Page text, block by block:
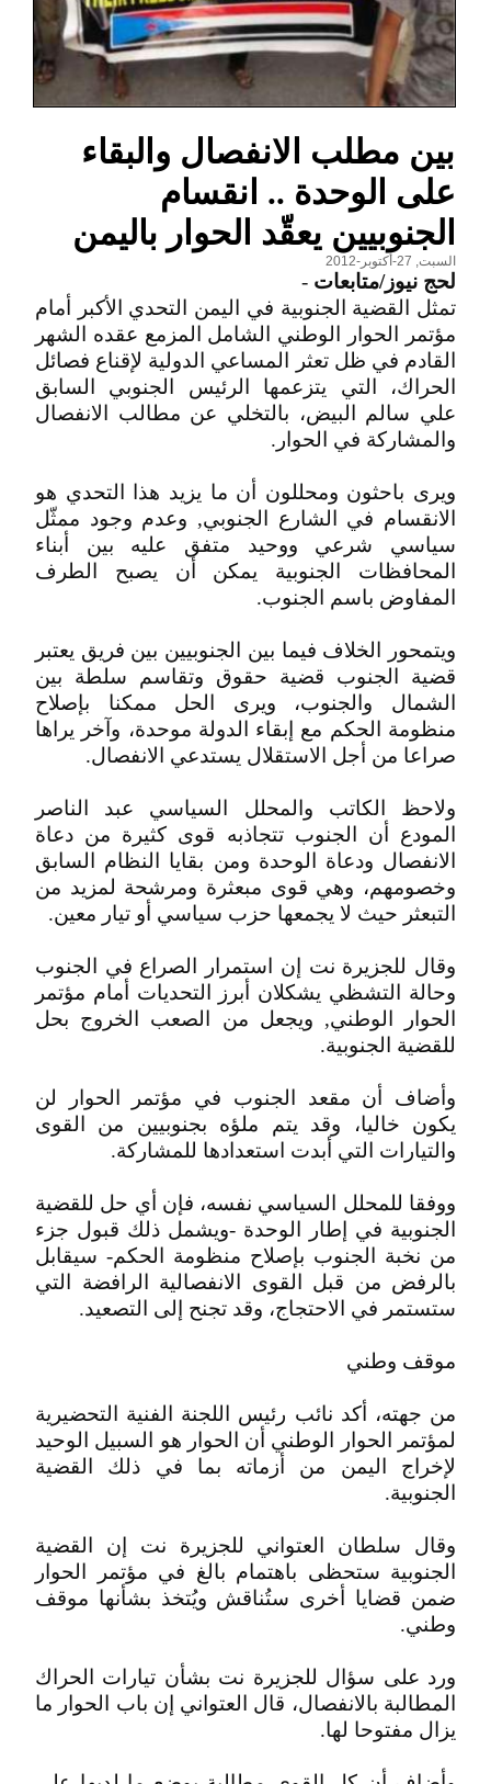
بين مطلب الانفصال والبقاء
على الوحدة .. انقسام
الجنوبيين يعقّد الحوار باليمن
السبت, 27-أكتوبر-2012
لحج نيوز/متابعات -
تمثل القضية الجنوبية في اليمن التحدي الأكبر أمام
مؤتمر الحوار الوطني الشامل المزمع عقده الشهر
القادم في ظل تعثر المساعي الدولية لإقناع فصائل
الحراك، التي يتزعمها الرئيس الجنوبي السابق
علي سالم البيض، بالتخلي عن مطالب الانفصال
والمشاركة في الحوار.
ويرى باحثون ومحللون أن ما يزيد هذا التحدي هو
الانقسام في الشارع الجنوبي, وعدم وجود ممثّل
سياسي شرعي ووحيد متفق عليه بين أبناء
المحافظات الجنوبية يمكن أن يصبح الطرف
المفاوض باسم الجنوب.
ويتمحور الخلاف فيما بين الجنوبيين بين فريق يعتبر
قضية الجنوب قضية حقوق وتقاسم سلطة بين
الشمال والجنوب، ويرى الحل ممكنا بإصلاح
منظومة الحكم مع إبقاء الدولة موحدة، وآخر يراها
صراعا من أجل الاستقلال يستدعي الانفصال.
ولاحظ الكاتب والمحلل السياسي عبد الناصر
المودع أن الجنوب تتجاذبه قوى كثيرة من دعاة
الانفصال ودعاة الوحدة ومن بقايا النظام السابق
وخصومهم، وهي قوى مبعثرة ومرشحة لمزيد من
التبعثر حيث لا يجمعها حزب سياسي أو تيار معين.
وقال للجزيرة نت إن استمرار الصراع في الجنوب
وحالة التشظي يشكلان أبرز التحديات أمام مؤتمر
الحوار الوطني, ويجعل من الصعب الخروج بحل
للقضية الجنوبية.
وأضاف أن مقعد الجنوب في مؤتمر الحوار لن
يكون خاليا، وقد يتم ملؤه بجنوبيين من القوى
والتيارات التي أبدت استعدادها للمشاركة.
ووفقا للمحلل السياسي نفسه، فإن أي حل للقضية
الجنوبية في إطار الوحدة -ويشمل ذلك قبول جزء
من نخبة الجنوب بإصلاح منظومة الحكم- سيقابل
بالرفض من قبل القوى الانفصالية الرافضة التي
ستستمر في الاحتجاج، وقد تجنح إلى التصعيد.
موقف وطني
من جهته، أكد نائب رئيس اللجنة الفنية التحضيرية
لمؤتمر الحوار الوطني أن الحوار هو السبيل الوحيد
لإخراج اليمن من أزماته بما في ذلك القضية
الجنوبية.
وقال سلطان العتواني للجزيرة نت إن القضية
الجنوبية ستحظى باهتمام بالغ في مؤتمر الحوار
ضمن قضايا أخرى ستُناقش ويُتخذ بشأنها موقف
وطني.
ورد على سؤال للجزيرة نت بشأن تيارات الحراك
المطالبة بالانفصال، قال العتواني إن باب الحوار ما
يزال مفتوحا لها.